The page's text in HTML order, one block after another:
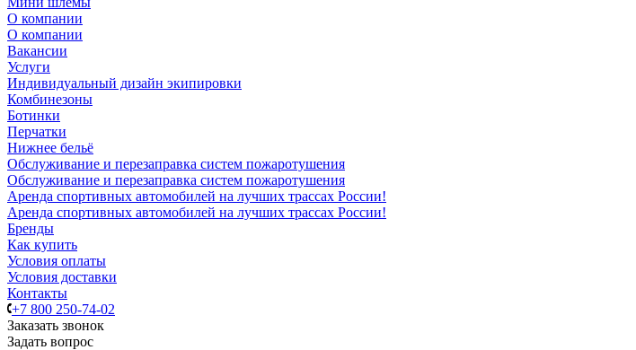
О компании
О компании
Вакансии
Услуги
Индивидуальный дизайн экипировки
Комбинезоны
Ботинки
Перчатки
Нижнее бельё
Обслуживание и перезаправка систем пожаротушения
Обслуживание и перезаправка систем пожаротушения
Аренда спортивных автомобилей на лучших трассах России!
Аренда спортивных автомобилей на лучших трассах России!
Бренды
Как купить
Условия оплаты
Условия доставки
Контакты
+7 800 250-74-02
Заказать звонок
Задать вопрос